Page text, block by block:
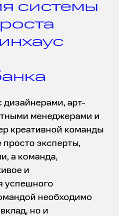
системы
дизайнерами, арт-
менеджерами и
креативной команды
просто эксперты,
а команда,
и
успешного
необходимо
но и